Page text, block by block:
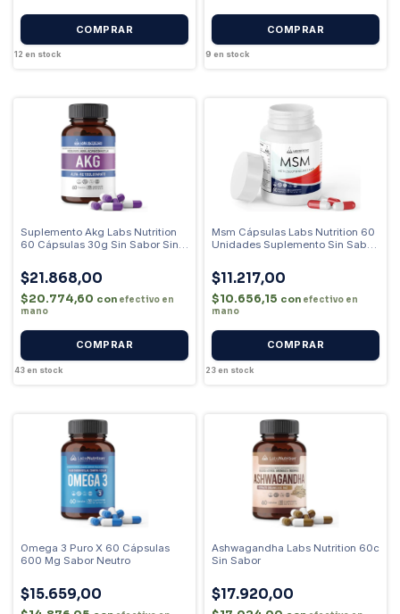
12 en stock 9 en stock
Suplemento Akg Labs Nutrition
60 Cápsulas 30g Sin Sabor Sin
$21.868,00
$20.774,60 con efectivo en
mano
43en stock
Msm Cápsulas Labs Nutrition 60
Unidades Suplemento Sin Sabor
$11.217,00
$10.656,15 con efectivo en
mano
23en stock
Omega 3 Puro X 60 Cápsulas
600 Mg Sabor Neutro
$15.659,00
Ashwagandha Labs Nutrition 60c
Sin Sabor
$17.920,00